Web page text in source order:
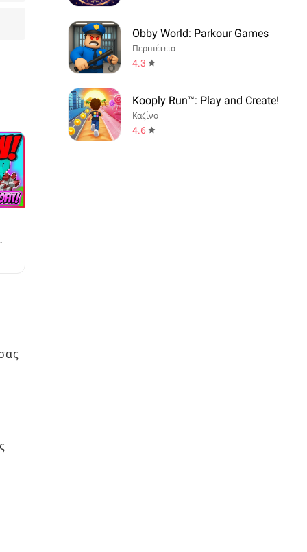
Obby World: Parkour Games
Περιπέτεια
4.3
Kooply Run™: Play and Create!
Καζίνο
4.6